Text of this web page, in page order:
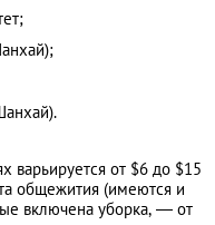
варьируется от $6 до $15
общежития (имеются и
включена уборка, — от